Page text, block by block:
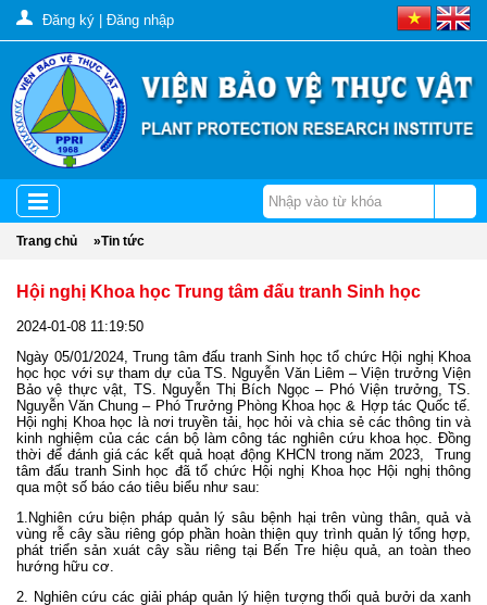
Đăng ký Đăng nhập
Trang chủ »Tin tức
Hội nghị Khoa học Trung tâm đấu tranh Sinh học
2024-01-08 11:19:50
Ngày 05/01/2024, Trung tâm đấu tranh Sinh học tổ chức Hội nghị Khoa
học học với sự tham dự của TS. Nguyễn Văn Liêm – Viện trưởng Viện
Bảo vệ thực vật, TS. Nguyễn Thị Bích Ngọc – Phó Viện trưởng, TS.
Nguyễn Văn Chung – Phó Trưởng Phòng Khoa học & Hợp tác Quốc tế.
Hội nghị Khoa học là nơi truyền tải, học hỏi và chia sẻ các thông tin và
kinh nghiệm của các cán bộ làm công tác nghiên cứu khoa học. Đồng
thời để đánh giá các kết quả hoạt động KHCN trong năm 2023, Trung
tâm đấu tranh Sinh học đã tổ chức Hội nghị Khoa học Hội nghị thông
qua một số báo cáo tiêu biểu như sau:
1.Nghiên cứu biện pháp quản lý sâu bệnh hại trên vùng thân, quả và
vùng rễ cây sầu riêng góp phần hoàn thiện quy trình quản lý tổng hợp,
phát triển sản xuát cây sầu riêng tại Bến Tre hiệu quả, an toàn theo
hướng hữu cơ.
2. Nghiên cứu các giải pháp quản lý hiện tượng thối quả bưởi da xanh